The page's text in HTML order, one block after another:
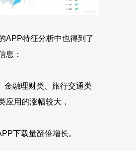
APP特征分析中也得到了
息：
金融理财类、旅行交通类
应用的涨幅较大，
下载量翻倍增长。